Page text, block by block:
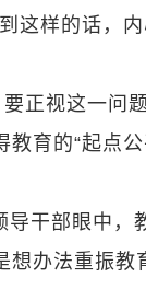
这样的话，内
正视这一问
育的“起点公
干部眼中，
想办法重振教